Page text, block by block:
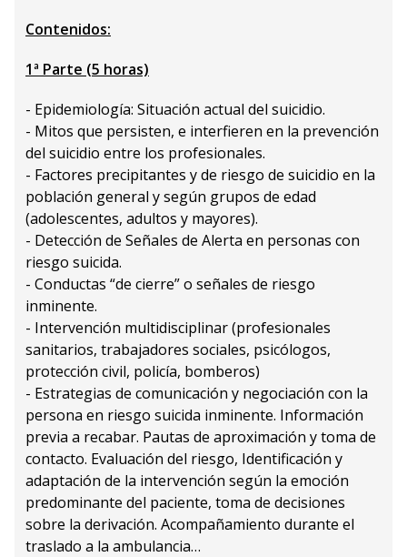
Contenidos:
1ª Parte (5 horas)
- Epidemiología: Situación actual del suicidio.
- Mitos que persisten, e interfieren en la prevención
del suicidio entre los profesionales.
- Factores precipitantes y de riesgo de suicidio en la
población general y según grupos de edad
(adolescentes, adultos y mayores).
- Detección de Señales de Alerta en personas con
riesgo suicida.
- Conductas “de cierre” o señales de riesgo
inminente.
- Intervención multidisciplinar (profesionales
sanitarios, trabajadores sociales, psicólogos,
protección civil, policía, bomberos)
- Estrategias de comunicación y negociación con la
persona en riesgo suicida inminente. Información
previa a recabar. Pautas de aproximación y toma de
contacto. Evaluación del riesgo, Identificación y
adaptación de la intervención según la emoción
predominante del paciente, toma de decisiones
sobre la derivación. Acompañamiento durante el
traslado a la ambulancia…